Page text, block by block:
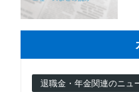
退職金・年金関連のニュ